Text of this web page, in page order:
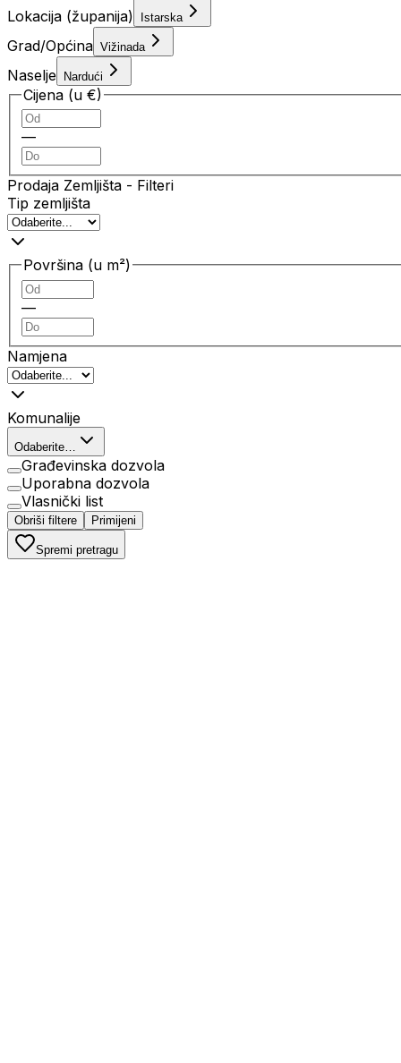
Lokacija (županija) Istarska
Grad/Općina Vižinada
Naselje Nardući
Cijena (u €)
—
Prodaja Zemljišta - Filteri
Tip zemljišta
Površina (u m²)
—
Namjena
Komunalije
Odaberite…
Građevinska dozvola
Uporabna dozvola
Vlasnički list
Obriši filtere Primijeni
Spremi pretragu